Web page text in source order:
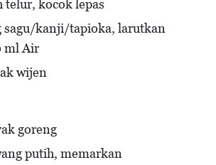
telur, kocok lepas
sagu/kanji/tapioka, larutkan
ml Air
wijen
goreng
putih, memarkan